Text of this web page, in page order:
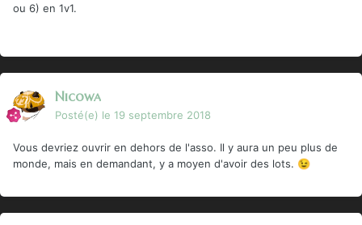
ou 6) en 1v1.
Nicowa
Posté(e) le 19 septembre 2018
Vous devriez ouvrir en dehors de l'asso. Il y aura un peu plus de
monde, mais en demandant, y a moyen d'avoir des lots. 😉